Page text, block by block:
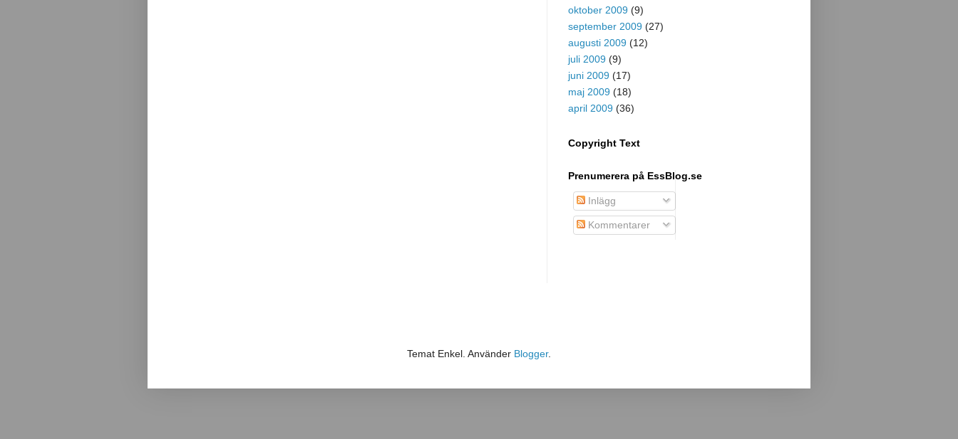
oktober 2009 (9)
september 2009 (27)
augusti 2009 (12)
juli 2009 (9)
juni 2009 (17)
maj 2009 (18)
april 2009 (36)
Copyright Text
Prenumerera på EssBlog.se
Inlägg
Kommentarer
Temat Enkel. Använder Blogger.